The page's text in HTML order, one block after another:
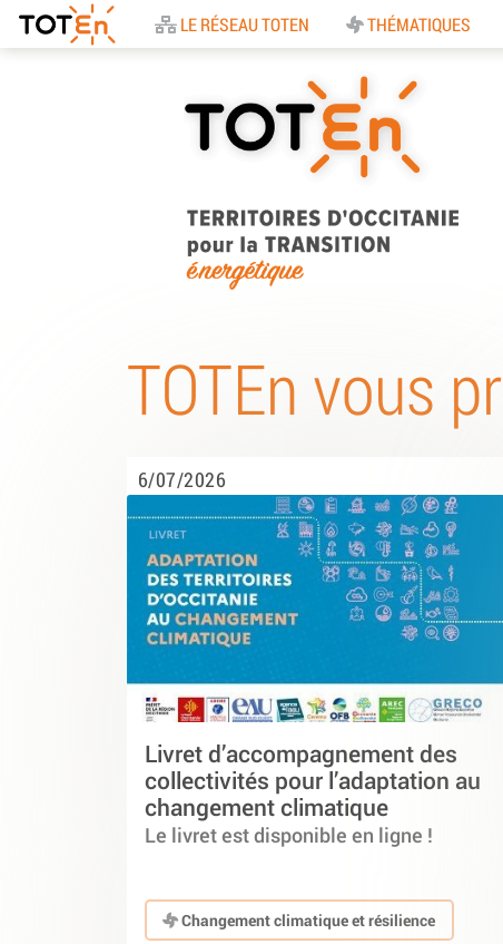
Accueil
LE RÉSEAU TOTEN THÉMATIQUES
Territoires
pour la Transition
Energétique
TOTEn vous
6/07/2026
Livret d’accompagnement des
collectivités pour l’adaptation au
changement climatique
Le livret est disponible en ligne !
Changement climatique et résilience